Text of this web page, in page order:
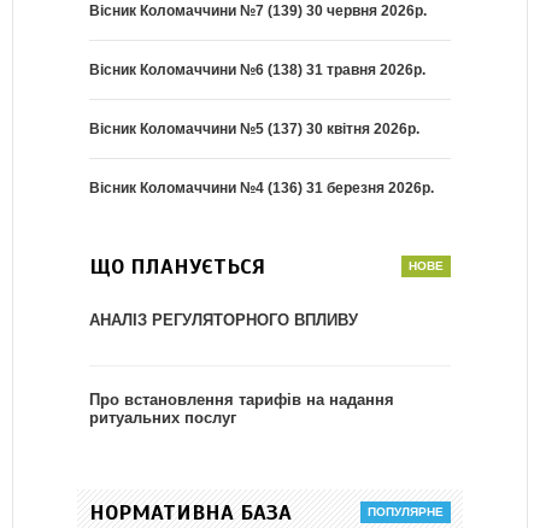
Вісник Коломаччини №7 (139) 30 червня 2026р.
Вісник Коломаччини №6 (138) 31 травня 2026р.
Вісник Коломаччини №5 (137) 30 квітня 2026р.
Вісник Коломаччини №4 (136) 31 березня 2026р.
ЩО ПЛАНУЄТЬСЯ
АНАЛІЗ РЕГУЛЯТОРНОГО ВПЛИВУ
Про встановлення тарифів на надання
ритуальних послуг
НОРМАТИВНА БАЗА